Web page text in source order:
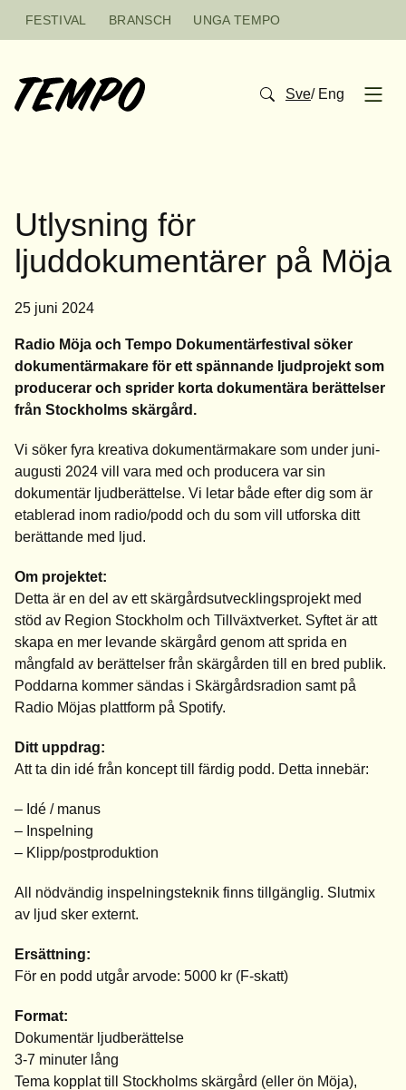
FESTIVAL BRANSCH UNGA TEMPO
Sve/ Eng
Utlysning för
ljuddokumentärer på Möja
25 juni 2024
Radio Möja och Tempo Dokumentärfestival söker
dokumentärmakare för ett spännande ljudprojekt som
producerar och sprider korta dokumentära berättelser
från Stockholms skärgård.
Vi söker fyra kreativa dokumentärmakare som under juni-
augusti 2024 vill vara med och producera var sin
dokumentär ljudberättelse. Vi letar både efter dig som är
etablerad inom radio/podd och du som vill utforska ditt
berättande med ljud.
Om projektet:
Detta är en del av ett skärgårdsutvecklingsprojekt med
stöd av Region Stockholm och Tillväxtverket. Syftet är att
skapa en mer levande skärgård genom att sprida en
mångfald av berättelser från skärgården till en bred publik.
Poddarna kommer sändas i Skärgårdsradion samt på
Radio Möjas plattform på Spotify.
Ditt uppdrag:
Att ta din idé från koncept till färdig podd. Detta innebär:
– Idé / manus
– Inspelning
– Klipp/postproduktion
All nödvändig inspelningsteknik finns tillgänglig. Slutmix
av ljud sker externt.
Ersättning:
För en podd utgår arvode: 5000 kr (F-skatt)
Format:
Dokumentär ljudberättelse
3-7 minuter lång
Tema kopplat till Stockholms skärgård (eller ön Möja),